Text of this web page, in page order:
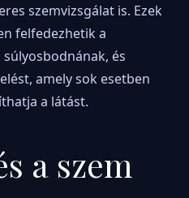
szemvizsgálat is. Ezek
felfedezhetik a
és
amely sok esetben
a látást.
a szem